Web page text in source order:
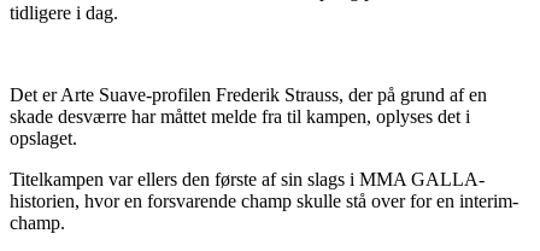
tidligere i dag.
Det er Arte Suave-profilen Frederik Strauss, der på grund af en
skade desværre har måttet melde fra til kampen, oplyses det i
opslaget.
Titelkampen var ellers den første af sin slags i MMA GALLA-
historien, hvor en forsvarende champ skulle stå over for en interim-
champ.